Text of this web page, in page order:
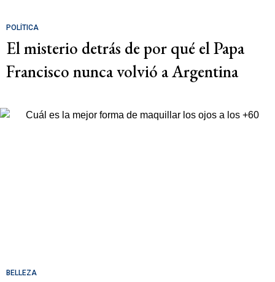
POLÍTICA
El misterio detrás de por qué el Papa
Francisco nunca volvió a Argentina
BELLEZA